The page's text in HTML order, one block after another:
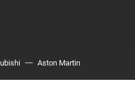
Aston Martin